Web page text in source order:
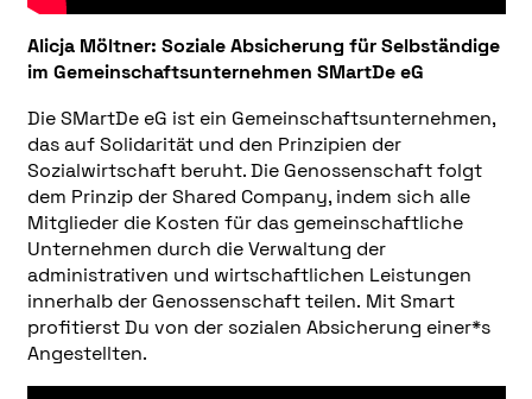
Alicja Möltner: Soziale Absicherung für Selbständige
im Gemeinschaftsunternehmen SMartDe eG
Die SMartDe eG ist ein Gemeinschaftsunternehmen,
das auf Solidarität und den Prinzipien der
Sozialwirtschaft beruht. Die Genossenschaft folgt
dem Prinzip der Shared Company, indem sich alle
Mitglieder die Kosten für das gemeinschaftliche
Unternehmen durch die Verwaltung der
administrativen und wirtschaftlichen Leistungen
innerhalb der Genossenschaft teilen. Mit Smart
profitierst Du von der sozialen Absicherung einer*s
Angestellten.